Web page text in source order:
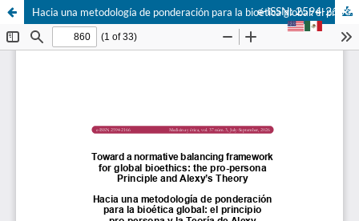
Hacia una metodología de ponderación para la bioética global: el principio pro-persona y la Teoría de Alexy
e-ISSN: 2594-2166